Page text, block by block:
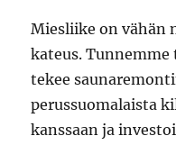
Miesliike on vähän
kateus.
tekee
perussuomalaista
kanssaan ja